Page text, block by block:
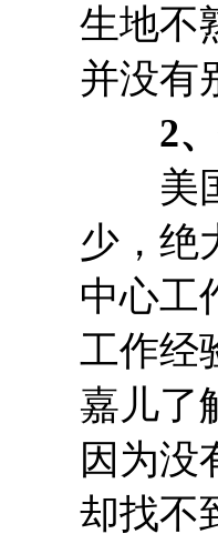
生地不
并没有
2、
美国
少，绝
中心工
工作经
嘉儿了
因为没
却找不